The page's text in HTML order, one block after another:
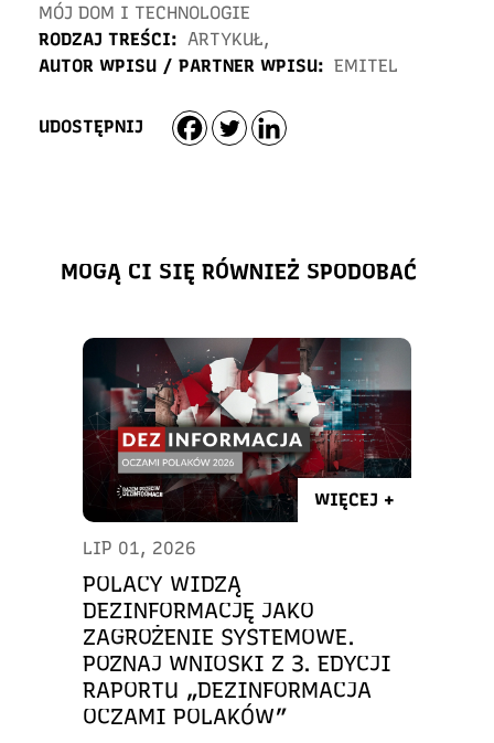
MÓJ DOM I TECHNOLOGIE
RODZAJ TREŚCI: ARTYKUŁ,
AUTOR WPISU / PARTNER WPISU: EMITEL
UDOSTĘPNIJ
MOGĄ CI SIĘ RÓWNIEŻ SPODOBAĆ
WIĘCEJ +
LIP 01, 2026
POLACY WIDZĄ
DEZINFORMACJĘ JAKO
ZAGROŻENIE SYSTEMOWE.
POZNAJ WNIOSKI Z 3. EDYCJI
RAPORTU „DEZINFORMACJA
OCZAMI POLAKÓW”